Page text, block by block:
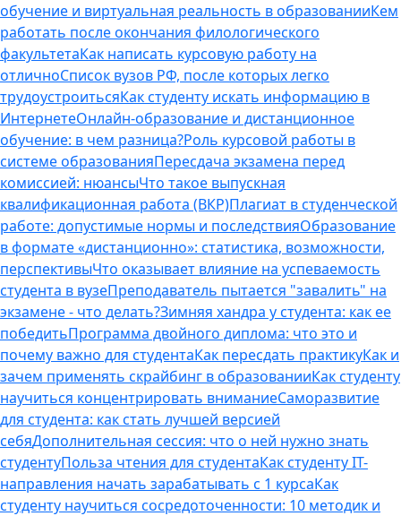
обучение и виртуальная реальность в образованииКем
работать после окончания филологического
факультетаКак написать курсовую работу на
отличноСписок вузов РФ, после которых легко
трудоустроитьсяКак студенту искать информацию в
ИнтернетеОнлайн-образование и дистанционное
обучение: в чем разница?Роль курсовой работы в
системе образованияПересдача экзамена перед
комиссией: нюансыЧто такое выпускная
квалификационная работа (ВКР)Плагиат в студенческой
работе: допустимые нормы и последствияОбразование
в формате «дистанционно»: статистика, возможности,
перспективыЧто оказывает влияние на успеваемость
студента в вузеПреподаватель пытается "завалить" на
экзамене - что делать?Зимняя хандра у студента: как ее
победитьПрограмма двойного диплома: что это и
почему важно для студентаКак пересдать практикуКак и
зачем применять скрайбинг в образованииКак студенту
научиться концентрировать вниманиеСаморазвитие
для студента: как стать лучшей версией
себяДополнительная сессия: что о ней нужно знать
студентуПольза чтения для студентаКак студенту IT-
направления начать зарабатывать с 1 курсаКак
студенту научиться сосредоточенности: 10 методик и